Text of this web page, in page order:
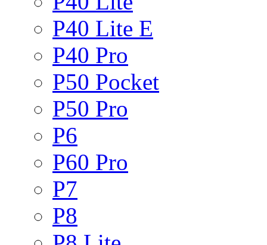
P40 Lite E
P40 Pro
P50 Pocket
P50 Pro
P6
P60 Pro
P7
P8